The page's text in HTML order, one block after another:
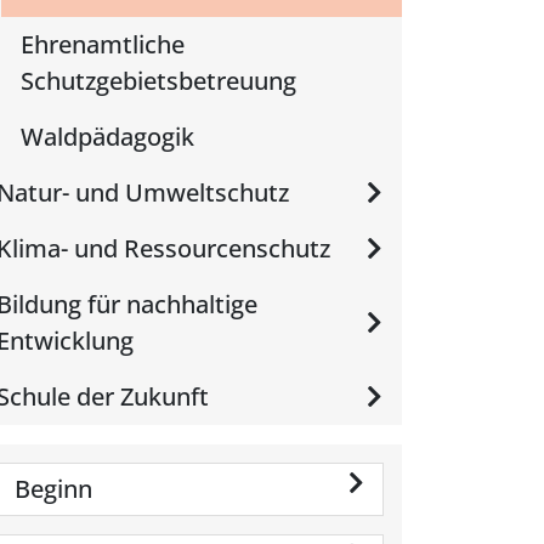
Ehrenamtliche
Schutzgebietsbetreuung
Waldpädagogik
Natur- und Umweltschutz
Klima- und Ressourcenschutz
Bildung für nachhaltige
Entwicklung
der Zukunft
Beginn